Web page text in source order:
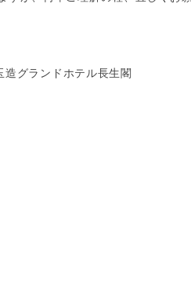
グランドホテル長生閣